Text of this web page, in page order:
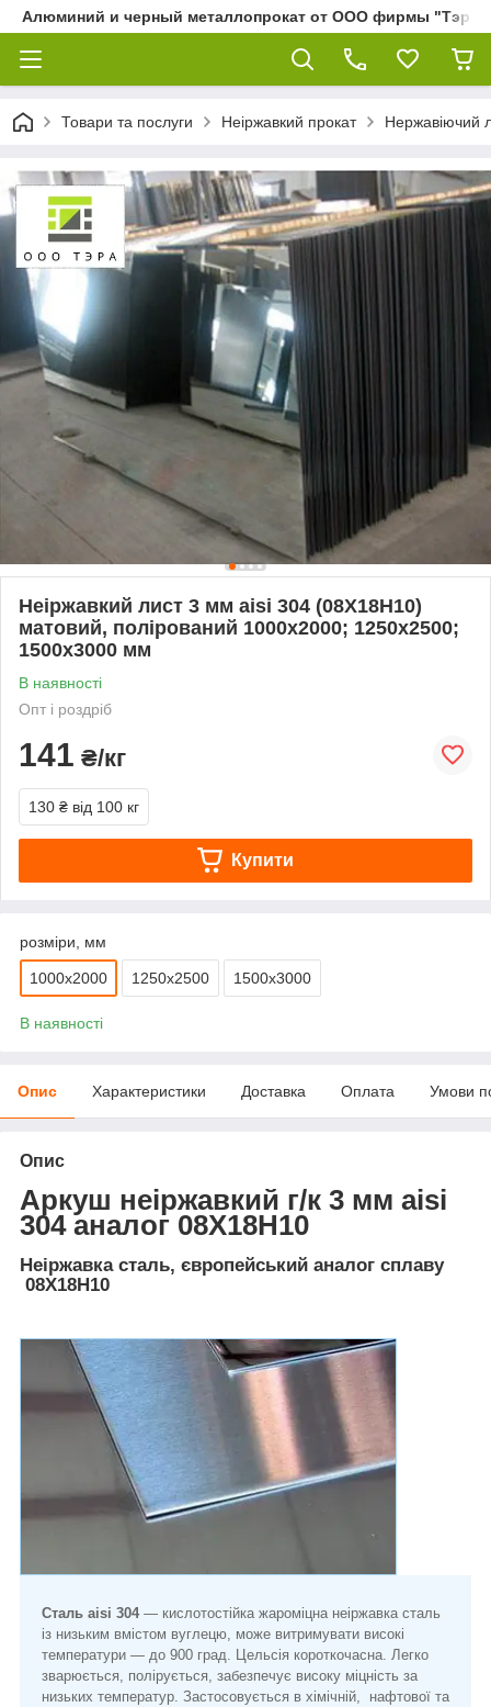
Алюминий и черный металлопрокат от ООО фирмы "Тэра"
Товари та послуги Неіржавкий прокат Нержавіючий
Неіржавкий лист 3 мм aisi 304 (08Х18Н10)
матовий, полірований 1000х2000; 1250х2500;
1500х3000 мм
В наявності
Опт і роздріб
141 ₴/кг
130 ₴ від 100 кг
Купити
розміри, мм
1000х2000 1250х2500 1500х3000
В наявності
Опис Характеристики Доставка Оплата Умови
Опис
Аркуш неіржавкий г/к 3 мм aisi
304 аналог 08Х18Н10
Неіржавка сталь, європейський аналог сплаву
08Х18Н10
Сталь aisi 304— кислотостійка жароміцна неіржавка сталь
із низьким вмістом вуглецю, може витримувати високі
температури — до 900 град. Цельсія короткочасна. Легко
зварюється, полірується, забезпечує високу міцність за
низьких температур. Застосовується в хімічній, нафтової та